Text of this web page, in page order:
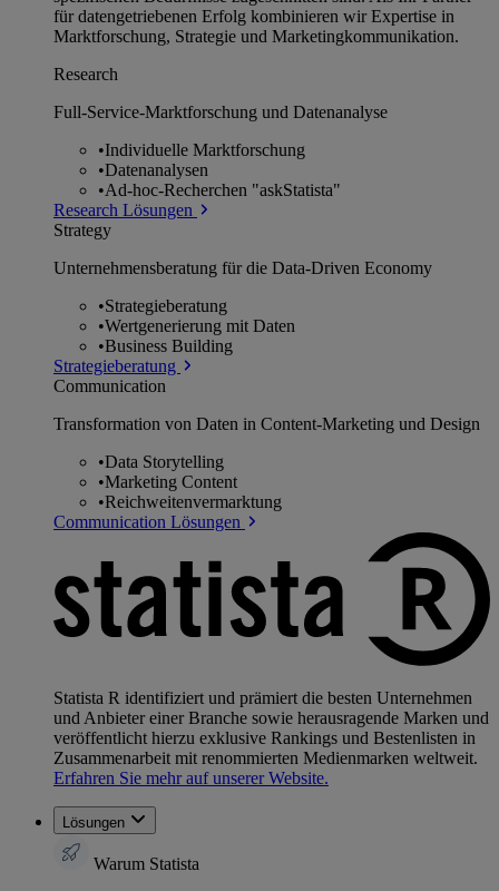
für datengetriebenen Erfolg kombinieren wir Expertise in
Marktforschung, Strategie und Marketingkommunikation.
Research
Full-Service-Marktforschung und Datenanalyse
•Individuelle Marktforschung
•Datenanalysen
•Ad-hoc-Recherchen "askStatista"
Research Lösungen
Strategy
Unternehmens­beratung für die Data-Driven Economy
•Strategieberatung
•Wertgenerierung mit Daten
•Business Building
Strategieberatung
Communication
Transformation von Daten in Content-Marketing und Design
•Data Storytelling
•Marketing Content
•Reichweitenvermarktung
Communication Lösungen
Statista R identifiziert und prämiert die besten Unternehmen
und Anbieter einer Branche sowie herausragende Marken und
veröffentlicht hierzu exklusive Rankings und Bestenlisten in
Zusammenarbeit mit renommierten Medienmarken weltweit.
Erfahren Sie mehr auf unserer Website.
Lösungen
Warum Statista